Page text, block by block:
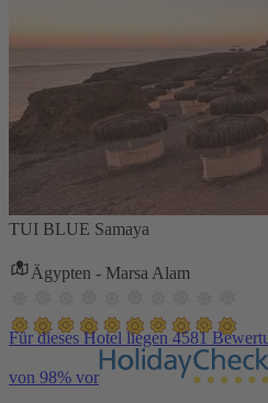
TUI BLUE Samaya
Ägypten - Marsa Alam
Für dieses Hotel liegen 4581
von 98% vor